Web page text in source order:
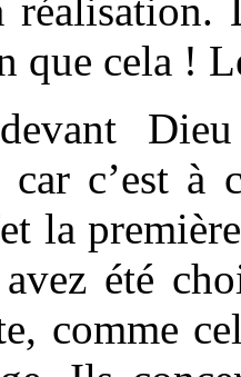
réalisation.
que cela !
devant
c’est à
la
été
comme